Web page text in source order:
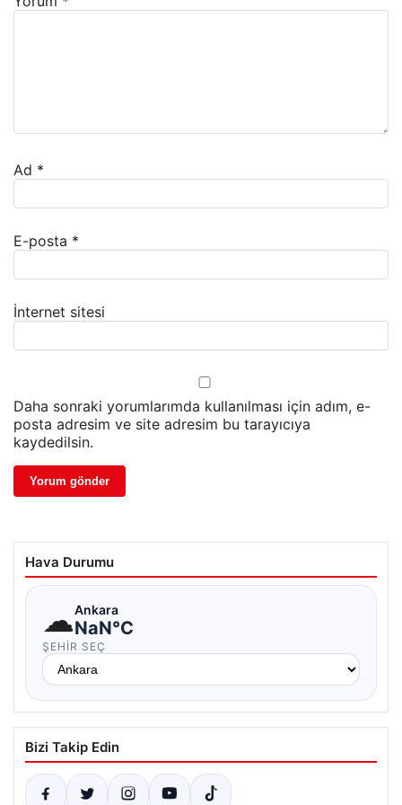
Ad *
E-posta *
İnternet sitesi
Daha sonraki yorumlarımda kullanılması için adım, e-
posta adresim ve site adresim bu tarayıcıya
kaydedilsin.
Hava Durumu
☁Ankara
NaN°C
ŞEHIR SEÇ
Bizi Takip Edin